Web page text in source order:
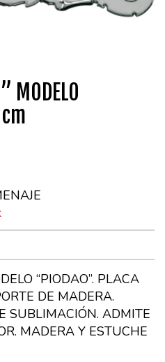
MODELO
“PIODAO”. PLACA
DE MADERA.
SUBLIMACIÓN. ADMITE
MADERA Y ESTUCHE